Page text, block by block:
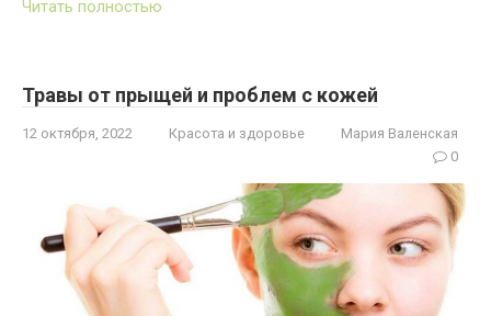
Читать полностью
Травы от прыщей и проблем с кожей
12 октября, 2022 Красота и здоровье
Мария Валенская
0